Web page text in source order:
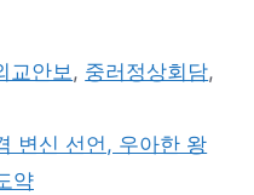
교안보, 중러정상회담,
변신 선언, 우아한 왕
약